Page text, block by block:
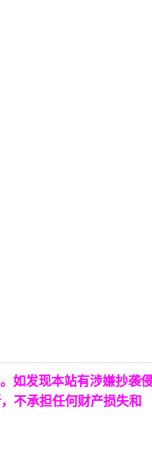
如发现本站有涉嫌抄袭
不承担任何财产损失和